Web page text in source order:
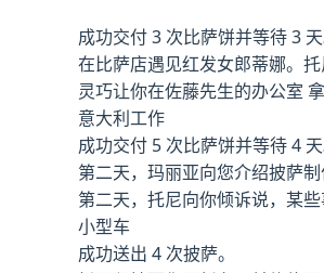
成功交付 3 次比萨饼并等待 3 天
在比萨店遇见红发女郎蒂娜。
灵巧让你在佐藤先生的办公室
意大利工作
成功交付 5 次比萨饼并等待 4 天
第二天，玛丽亚向您介绍披萨
第二天，托尼向你倾诉说，某
小型车
成功送出 4 次披萨。